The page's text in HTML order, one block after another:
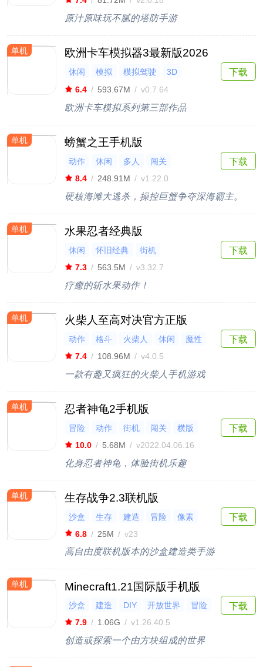
原汁原味玩不腻的塔防手游
单机 欧洲卡车模拟器3最新版2026
休闲 模拟 模拟驾驶
3D
高画质
6.4 / 593.67M / v0.7.64
欧洲卡车模拟系列第三部作品
下载
单机 螃蟹之王手机版
动作 休闲 多人
闯关
8.4 / 248.91M / v1.22.0
硬核海滩大逃杀，操控巨蟹争夺深海霸主。
下载
单机 水果忍者经典版
休闲 怀旧经典
街机
7.3 / 563.5M / v3.32.7
疗癒的斩水果动作！
下载
单机 火柴人至高对决官方正版
动作 格斗 火柴人 休闲
魔性
7.4 / 108.96M / v4.0.5
一款有趣又疯狂的火柴人手机游戏
下载
单机 忍者神龟2手机版
冒险 动作 街机 闯关
横版
10.0 / 5.68M / v2022.04.06.16
化身忍者神龟，体验街机乐趣
下载
单机 生存战争2.3联机版
沙盒 生存 建造 冒险
像素
6.8 / 25M / v23
高自由度联机版本的沙盒建造类手游
下载
单机 Minecraft1.21国际版手机版
沙盒 建造 DIY 开放世界
冒险
7.9 / 1.06G / v1.26.40.5
创造或探索一个由方块组成的世界
下载